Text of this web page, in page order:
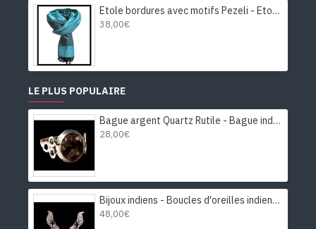
Etole bordures avec motifs Pezeli - Etole indienne
38,00€
LE PLUS POPULAIRE
Bague argent Quartz Rutile - Bague indienne - Bijoux indiens
28,00€
Bijoux indiens - Boucles d'oreilles indiennes rhodiées Améthyste
48,00€